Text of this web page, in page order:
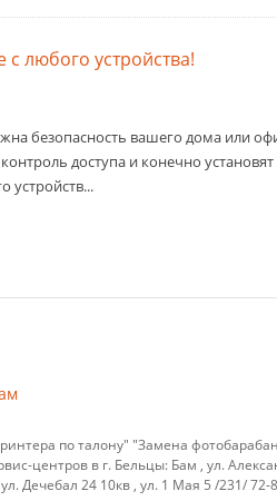
любого устройства!
безопасность вашего дома или
контроль доступа и конечно
устройств...
по талону" "Замена
центров в г. Бельцы: Бам , ул.
Дечебал 24 10кв , ул. 1 Мая 5 /231/ 72-